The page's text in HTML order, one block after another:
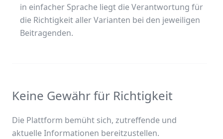
in einfacher Sprache liegt die Verantwortung für
die Richtigkeit aller Varianten bei den jeweiligen
Beitragenden.
Keine Gewähr für Richtigkeit
Die Plattform bemüht sich, zutreffende und
aktuelle Informationen bereitzustellen.